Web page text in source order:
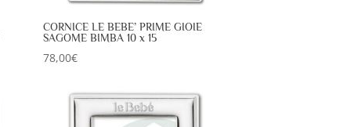
CORNICE LE BEBE’ PRIME GIOIE
SAGOME BIMBA 10 x 15
78,00€